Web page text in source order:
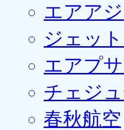
エアア
ジェッ
エアプ
チェジ
春秋航空